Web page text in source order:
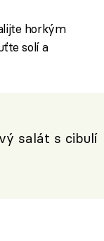
horkým
solí a
salát s cibulí